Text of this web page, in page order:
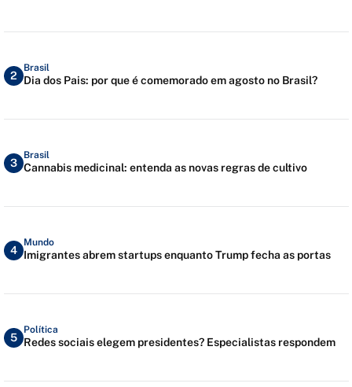
2
Brasil
Dia dos Pais: por que é comemorado em agosto no Brasil?
3
Brasil
Cannabis medicinal: entenda as novas regras de cultivo
4
Mundo
Imigrantes abrem startups enquanto Trump fecha as portas
5
Política
Redes sociais elegem presidentes? Especialistas respondem